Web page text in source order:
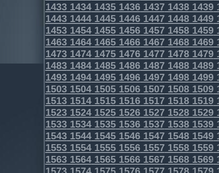
1433143414351436143714381439
1443144414451446144714481449
1453145414551456145714581459
1463146414651466146714681469
1473147414751476147714781479
1483148414851486148714881489
1493149414951496149714981499
1503150415051506150715081509
1513151415151516151715181519
1523152415251526152715281529
1533153415351536153715381539
1543154415451546154715481549
1553155415551556155715581559
1563156415651566156715681569